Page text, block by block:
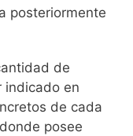
posteriormente
de
indicado en
de cada
posee